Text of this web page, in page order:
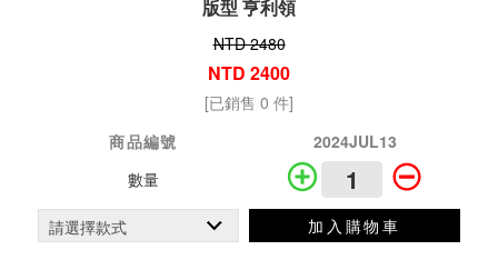
版型 亨利領
NTD 2480
NTD 2400
[已銷售 0 件]
商品編號
2024JUL13
數量
加入購物車